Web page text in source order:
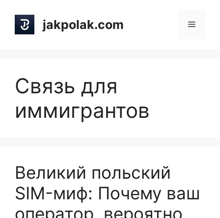
content
jakpolak.com Menu
Связь для
иммигрантов
Великий польский
SIM-миф: Почему ваш
оператор, вероятно,